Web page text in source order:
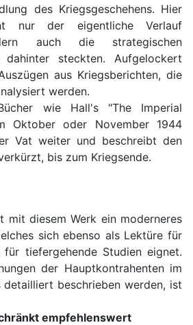
des Kriegsgeschehens. Hier
nur der eigentliche Verlauf
auch die strategischen
dahinter steckten. Aufgelockert
aus Kriegsberichten, die
werden.
wie Hall's "The Imperial
Oktober oder November 1944
Vat weiter und beschreibt den
bis zum Kriegsende.
mit diesem Werk ein moderneres
sich ebenso als Lektüre für
für tiefergehende Studien eignet.
der Hauptkontrahenten im
beschrieben werden, ist
empfehlenswert